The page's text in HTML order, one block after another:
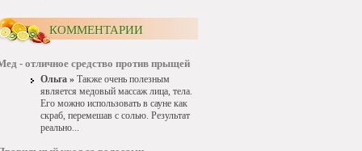
КОММЕНТАРИИ
- отличное средство против прыщей
Ольга » Также очень полезным
является медовый массаж лица, тела.
Его можно использовать в сауне как
скраб, перемешав с солью. Результат
реально...